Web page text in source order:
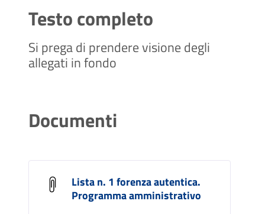
Testo completo
Si prega di prendere visione degli
allegati in fondo
Documenti
Lista n. 1 forenza autentica.
Programma amministrativo